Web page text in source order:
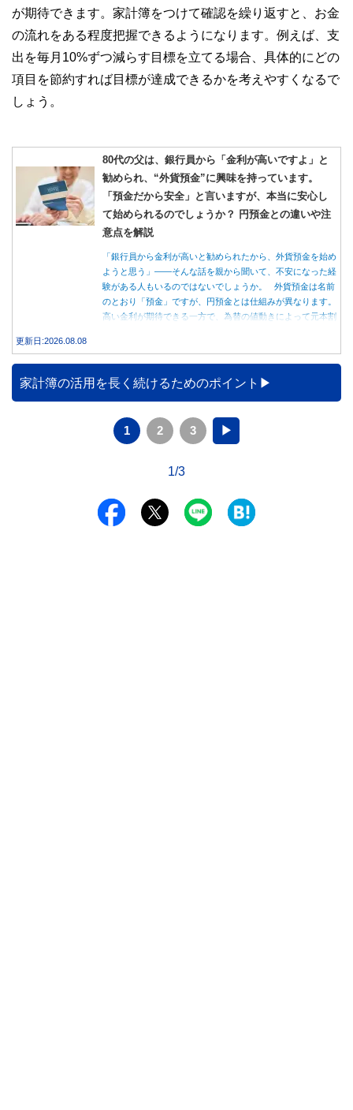
が期待できます。家計簿をつけて確認を繰り返すと、お金
の流れをある程度把握できるようになります。例えば、支
出を毎月10%ずつ減らす目標を立てる場合、具体的にどの
項目を節約すれば目標が達成できるかを考えやすくなるで
しょう。
80代の父は、銀行員から「金利が高いですよ」と
勧められ、“外貨預金”に興味を持っています。
「預金だから安全」と言いますが、本当に安心し
て始められるのでしょうか？ 円預金との違いや注
意点を解説
「銀行員から金利が高いと勧められたから、外貨預金を始め
ようと思う」――そんな話を親から聞いて、不安になった経
験がある人もいるのではないでしょうか。 外貨預金は名前
のとおり「預金」ですが、円預金とは仕組みが異なります。
高い金利が期待できる一方で、為替の値動きによって元本割
更新日:2026.08.08
家計簿の活用を長く続けるためのポイント
1 2 3 ▶
1/3